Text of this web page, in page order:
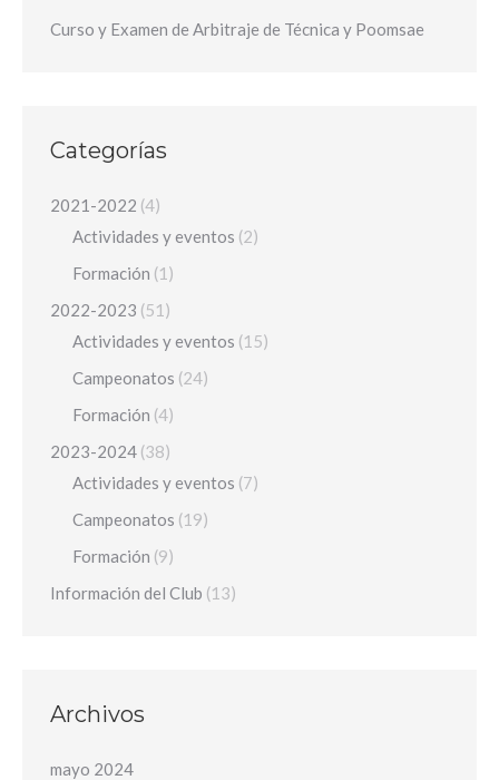
Curso y Examen de Arbitraje de Técnica y Poomsae
Categorías
2021-2022 (4)
Actividades y eventos (2)
Formación (1)
2022-2023 (51)
Actividades y eventos (15)
Campeonatos (24)
Formación (4)
2023-2024 (38)
Actividades y eventos (7)
Campeonatos (19)
Formación (9)
Información del Club (13)
Archivos
mayo 2024